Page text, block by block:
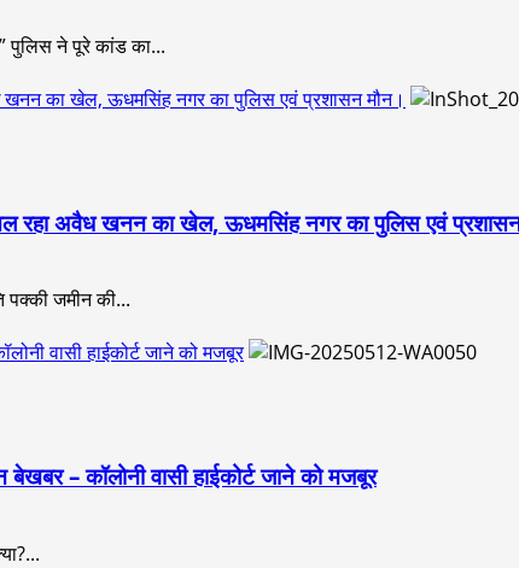
पुलिस ने पूरे कांड का...
का खेल, ऊधमसिंह नगर का पुलिस एवं प्रशासन मौन।
रहा अवैध खनन का खेल, ऊधमसिंह नगर का पुलिस एवं
जमीन की...
वासी हाईकोर्ट जाने को मजबूर
– कॉलोनी वासी हाईकोर्ट जाने को मजबूर